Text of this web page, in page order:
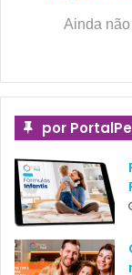
Ainda
por